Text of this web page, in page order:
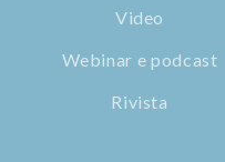
Video
Webinar e podcast
Rivista